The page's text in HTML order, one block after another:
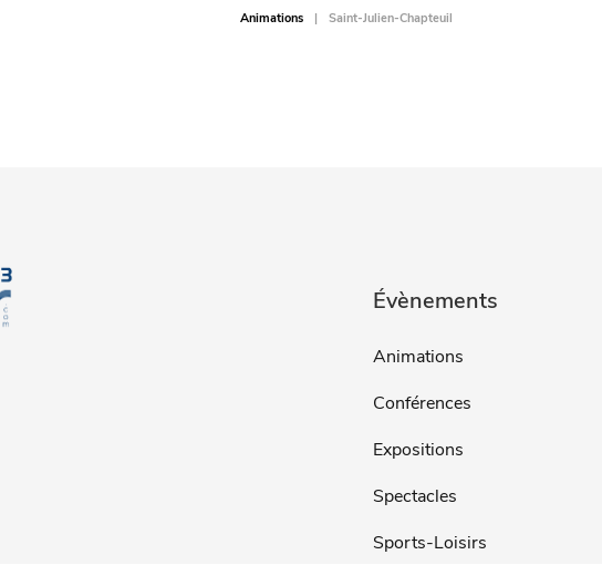
Animations Saint-Julien-Chapteuil
Évènements
Animations
Conférences
Expositions
Spectacles
Sports-Loisirs